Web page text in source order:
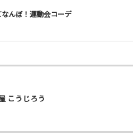
なんぼ！運動会コーデ
こうじろう